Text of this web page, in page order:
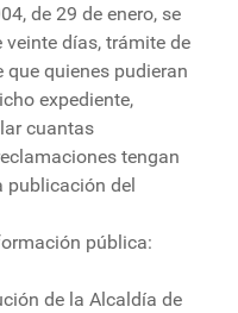
de 29 de enero, se
días, trámite de
quienes pudieran
expediente,
cuantas
tengan
publicación del
pública:
de la Alcaldía de